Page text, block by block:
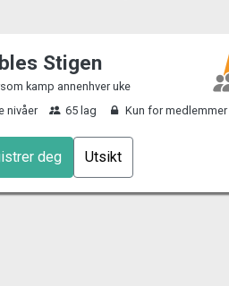
Stigen
kamp annenhver uke
nivåer
65 lag Kun for medlemmer
deg Utsikt